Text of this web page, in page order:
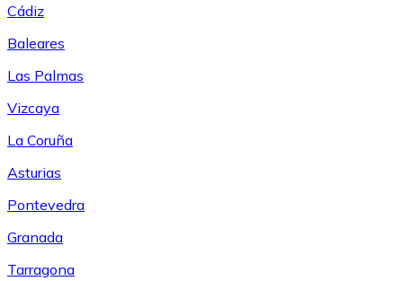
Cádiz
Baleares
Las Palmas
Vizcaya
La Coruña
Asturias
Pontevedra
Granada
Tarragona